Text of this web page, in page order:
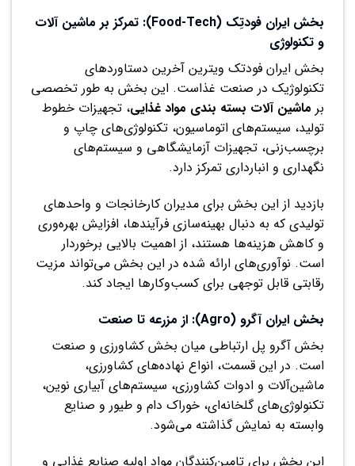
بخش ایران فودتِک (Food-Tech): تمرکز بر ماشین آلات
و تکنولوژی
بخش ایران فودتک ویترین آخرین دستاوردهای
تکنولوژیک در صنعت غذاست. این بخش به طور تخصصی
بر ماشین آلات بسته بندی مواد غذایی، تجهیزات خطوط
تولید، سیستم‌های اتوماسیون، تکنولوژی‌های چاپ و
برچسب‌زنی، تجهیزات آزمایشگاهی و سیستم‌های
نگهداری و انبارداری تمرکز دارد.
بازدید از این بخش برای مدیران کارخانجات و واحدهای
تولیدی که به دنبال بهینه‌سازی فرآیندها، افزایش بهره‌وری
و کاهش هزینه‌ها هستند، از اهمیت بالایی برخوردار
است. نوآوری‌های ارائه شده در این بخش می‌تواند مزیت
رقابتی قابل توجهی برای کسب‌وکارها ایجاد کند.
بخش ایران آگرو (Agro): از مزرعه تا صنعت
بخش آگرو پل ارتباطی میان بخش کشاورزی و صنعت
است. در این قسمت، انواع نهاده‌های کشاورزی،
ماشین‌آلات و ادوات کشاورزی، سیستم‌های آبیاری نوین،
تکنولوژی‌های گلخانه‌ای، خوراک دام و طیور و صنایع
وابسته به نمایش گذاشته می‌شود.
این بخش برای تامین‌کنندگان مواد اولیه صنایع غذایی و